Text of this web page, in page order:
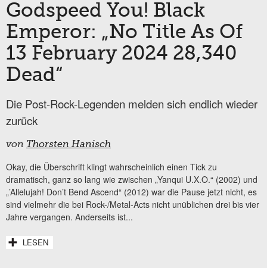
Godspeed You! Black
Emperor: „No Title As Of
13 February 2024 28,340
Dead“
Die Post-Rock-Legenden melden sich endlich wieder
zurück
von Thorsten Hanisch
Okay, die Überschrift klingt wahrscheinlich einen Tick zu
dramatisch, ganz so lang wie zwischen „Yanqui U.X.O.“ (2002) und
„’Allelujah! Don’t Bend Ascend“ (2012) war die Pause jetzt nicht, es
sind vielmehr die bei Rock-/Metal-Acts nicht unüblichen drei bis vier
Jahre vergangen. Anderseits ist...
LESEN